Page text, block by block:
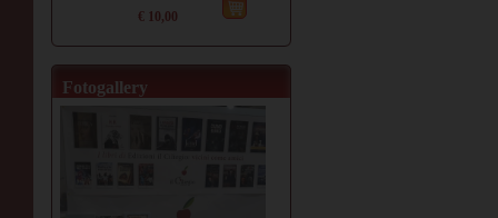
€ 10,00
Fotogallery